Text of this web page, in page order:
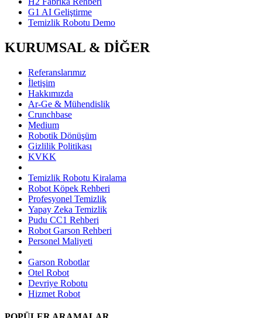
G1 AI Geliştirme
Temizlik Robotu Demo
KURUMSAL & DİĞER
Referanslarımız
İletişim
Hakkımızda
Ar-Ge & Mühendislik
Crunchbase
Medium
Robotik Dönüşüm
Gizlilik Politikası
KVKK
Temizlik Robotu Kiralama
Robot Köpek Rehberi
Profesyonel Temizlik
Yapay Zeka Temizlik
Pudu CC1 Rehberi
Robot Garson Rehberi
Personel Maliyeti
Garson Robotlar
Otel Robot
Devriye Robotu
Hizmet Robot